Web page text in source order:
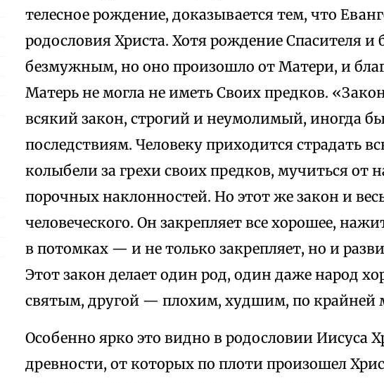
телесное рождение, доказывается тем, что
родословия Христа. Хотя рождение Спасителя
безмужным, но оно произошло от Матери, и
Матерь не могла не иметь Своих предков.
всякий закон, строгий и неумолимый, иногда
последствиям. Человеку приходится страдать
колыбели за грехи своих предков, мучиться от
порочных наклонностей. Но этот же закон и
человеческого. Он закрепляет все хорошее,
в потомках — и не только закрепляет, но и
Этот закон делает один род, один даже народ
святым, другой — плохим, худшим, по крайней
Особенно ярко это видно в родословии Иисуса
древности, от которых по плоти произошел